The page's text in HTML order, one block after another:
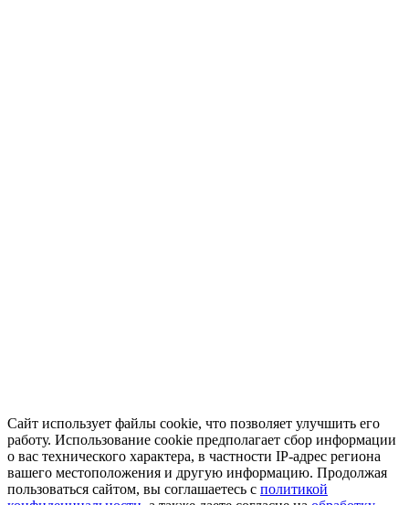
Сайт использует файлы cookie, что позволяет улучшить его
работу. Использование cookie предполагает сбор информации
о вас технического характера, в частности IP-адрес региона
вашего местоположения и другую информацию. Продолжая
пользоваться сайтом, вы соглашаетесь с политикой